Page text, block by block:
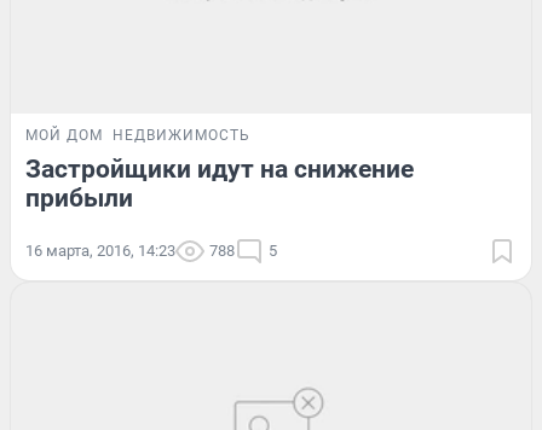
МОЙ ДОМ НЕДВИЖИМОСТЬ
Застройщики идут на снижение
прибыли
16 марта, 2016, 14:23 788 5